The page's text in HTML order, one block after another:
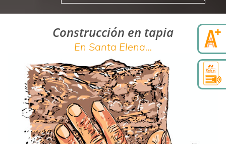
Construcción en tapia
En Santa Elena…